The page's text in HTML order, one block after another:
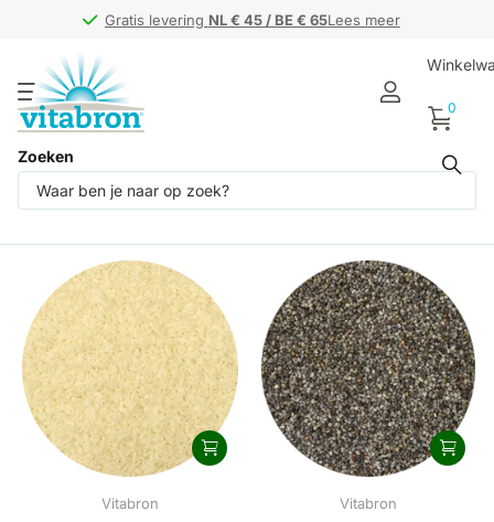
Gratis levering NL € 45 / BE € 65Lees meer
Gratis levering NL € 45 / BE € 65
Zoeken
0
Producten (2)
Vitabron Vitabron